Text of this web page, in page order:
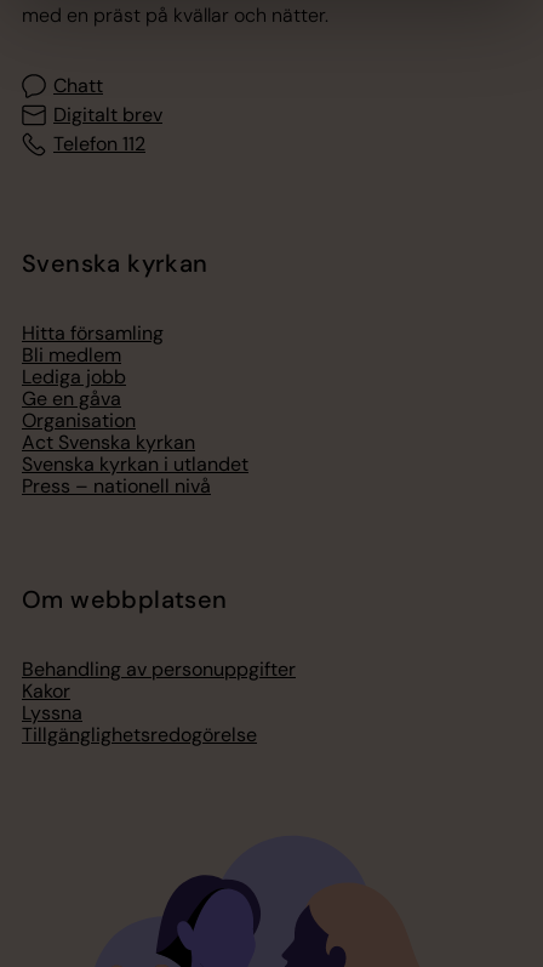
med en präst på kvällar och nätter.
Chatt
Digitalt brev
Telefon 112
Svenska kyrkan
Hitta församling
Bli medlem
Lediga jobb
Ge en gåva
Organisation
Act Svenska kyrkan
Svenska kyrkan i utlandet
Press – nationell nivå
Om webbplatsen
Behandling av personuppgifter
Kakor
Lyssna
Tillgänglighetsredogörelse